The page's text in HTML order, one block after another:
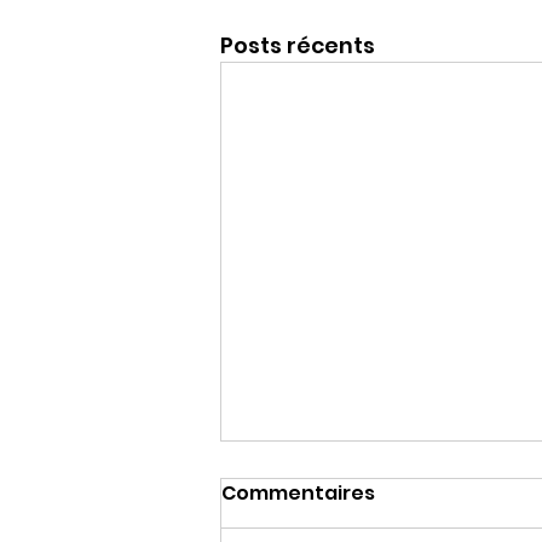
Posts récents
Commentaires